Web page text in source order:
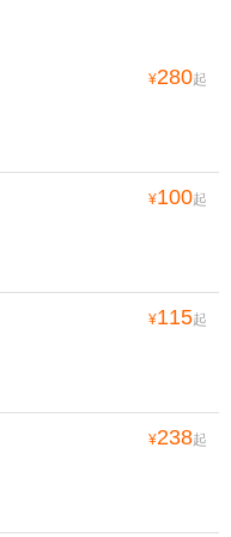
¥280起
¥100起
¥115起
¥238起